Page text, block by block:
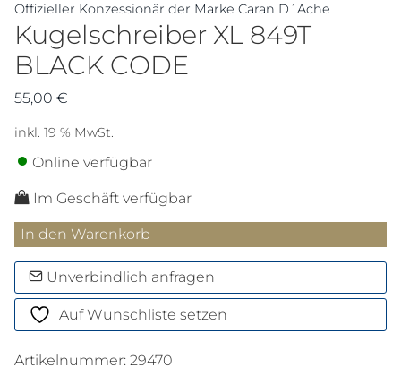
Offizieller Konzessionär der Marke Caran D´Ache
Kugelschreiber XL 849T
BLACK CODE
55,00 €
inkl. 19 % MwSt.
Online verfügbar
Im Geschäft verfügbar
Kugelschreiber
XL
849T
BLACK
CODE
In den Warenkorb
Unverbindlich anfragen
Auf Wunschliste setzen
Artikelnummer: 29470